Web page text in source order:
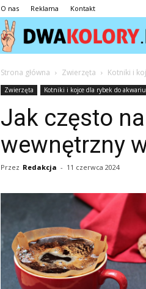
O nas Reklama Kontakt
Strona główna Zwierzęta Kotniki i
Zwierzęta Kotniki i kojce dla rybek do
Jak często
wewnętrzny
Przez Redakcja - 11 czerwca 2024